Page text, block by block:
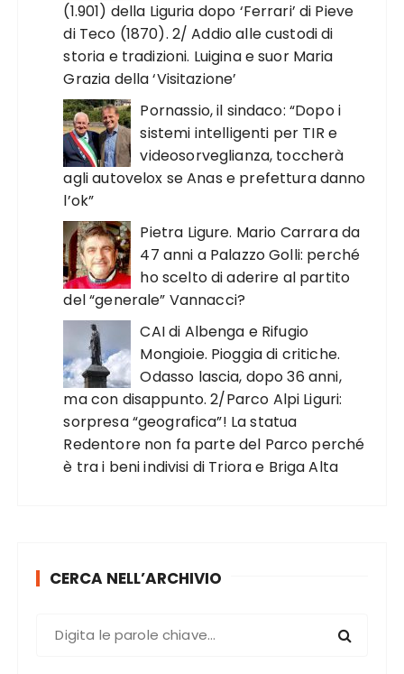
(1.901) della Liguria dopo ‘Ferrari’ di Pieve
di Teco (1870). 2/ Addio alle custodi di
storia e tradizioni. Luigina e suor Maria
Grazia della ‘Visitazione’
Pornassio, il sindaco: “Dopo i
sistemi intelligenti per TIR e
videosorveglianza, toccherà
agli autovelox se Anas e prefettura danno
l’ok”
Pietra Ligure. Mario Carrara da
47 anni a Palazzo Golli: perché
ho scelto di aderire al partito
del “generale” Vannacci?
CAI di Albenga e Rifugio
Mongioie. Pioggia di critiche.
Odasso lascia, dopo 36 anni,
ma con disappunto. 2/Parco Alpi Liguri:
sorpresa “geografica”! La statua
Redentore non fa parte del Parco perché
è tra i beni indivisi di Triora e Briga Alta
CERCA NELL’ARCHIVIO